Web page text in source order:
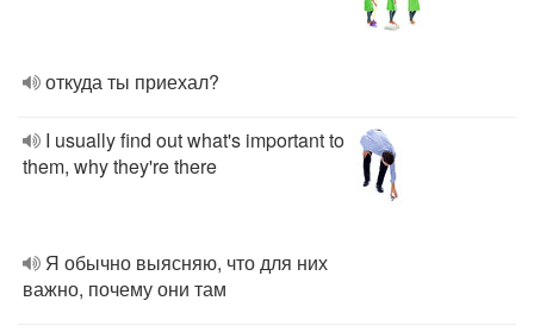
откуда ты приехал?
I usually find out what's important to
them, why they're there
Я обычно выясняю, что для них
важно, почему они там